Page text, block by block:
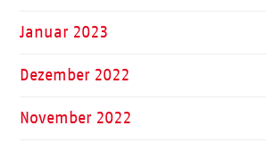
Januar 2023
Dezember 2022
November 2022